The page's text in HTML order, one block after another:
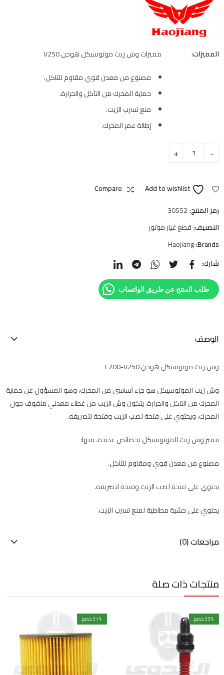
المميزات:
مميزات وش زيت موتوسيكل هوجن V250
مصنوع من معدن قوي مقاوم للتاكل.
حماية المحرك من التآكل والحرارة.
منع تسرب الزيت.
إطالة عمر المحرك.
Add to wishlist
Compare
رمز المنتج:30552
التصنيف:قطع غيار موتور
Brands:
Haojiang
شارك:
طلب المنتج عن طريق الواتساب
الوصف
وش زيت موتوسيكل هوجن F200-V250
وش زيت الموتوسيكل هو جزء أساسي من المحرك، وهو المسؤول عن حماية
المحرك من التآكل والحرارة. يتكون وش الزيت من غطاء معدني ملفوف حول
المحرك، ويحتوي على فتحة لصب الزيت وفتحة لتصريفه.
يتميز وش زيت الموتوسيكل بخصائص عديدة، منها:
مصنوع من معدن قوي ومقاوم للتآكل.
يحتوي على فتحة لصب الزيت وفتحة لتصريفه.
يحتوي على حشية مطاطية لمنع تسرب الزيت.
مراجعات (0)
منتجات ذات صلة
23% خصم 21% خصم